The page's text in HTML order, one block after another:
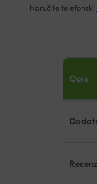
Naručite telefonski
Opis